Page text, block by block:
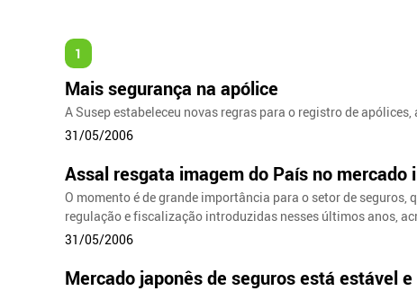
1
Mais segurança na apólice
A Susep estabeleceu novas regras para o registro de
31/05/2006
Assal resgata imagem do País no mercado
O momento é de grande importância para o setor de
regulação e fiscalização introduzidas nesses últimos anos,
31/05/2006
Mercado japonês de seguros está estável